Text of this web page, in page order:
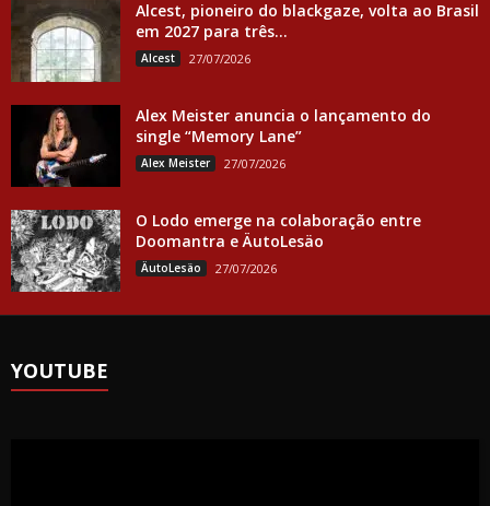
Alcest, pioneiro do blackgaze, volta ao Brasil
em 2027 para três...
Alcest 27/07/2026
Alex Meister anuncia o lançamento do
single “Memory Lane”
Alex Meister 27/07/2026
O Lodo emerge na colaboração entre
Doomantra e ÄutoLesäo
ÄutoLesäo 27/07/2026
YOUTUBE